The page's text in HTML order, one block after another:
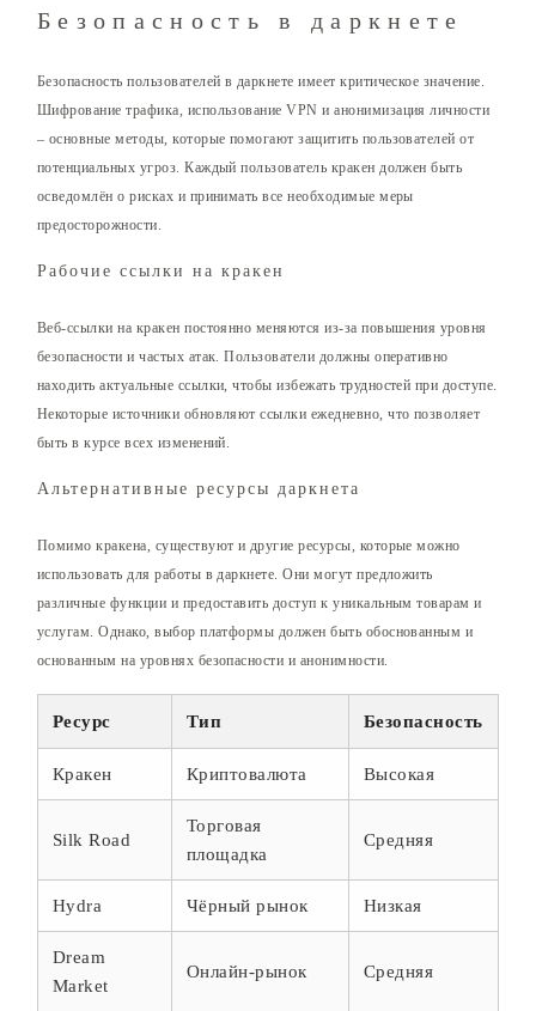
Безопасность в даркнете
Безопасность пользователей в даркнете имеет критическое значение.
Шифрование трафика, использование VPN и анонимизация личности
– основные методы, которые помогают защитить пользователей от
потенциальных угроз. Каждый пользователь кракен должен быть
осведомлён о рисках и принимать все необходимые меры
предосторожности.
Рабочие ссылки на кракен
Веб-ссылки на кракен постоянно меняются из-за повышения уровня
безопасности и частых атак. Пользователи должны оперативно
находить актуальные ссылки, чтобы избежать трудностей при доступе.
Некоторые источники обновляют ссылки ежедневно, что позволяет
быть в курсе всех изменений.
Альтернативные ресурсы даркнета
Помимо кракена, существуют и другие ресурсы, которые можно
использовать для работы в даркнете. Они могут предложить
различные функции и предоставить доступ к уникальным товарам и
услугам. Однако, выбор платформы должен быть обоснованным и
основанным на уровнях безопасности и анонимности.
Ресурс Тип Безопасность
Кракен Криптовалюта Высокая
Silk Road
Торговая
площадка
Средняя
Hydra Чёрный рынок Низкая
Dream
Market
Онлайн-рынок Средняя